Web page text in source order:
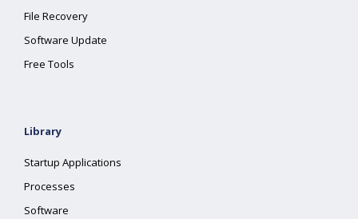
File Recovery
Software Update
Free Tools
Library
Startup Applications
Processes
Software